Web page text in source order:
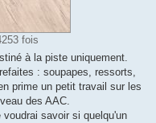
fois
à la piste uniquement.
: soupapes, ressorts,
prime un petit travail sur les
des AAC.
savoir si quelqu'un